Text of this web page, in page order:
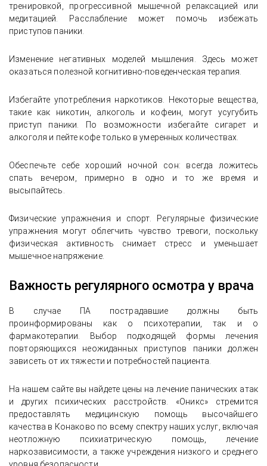
тренировкой, прогрессивной мышечной релаксацией или
медитацией. Расслабление может помочь избежать
приступов паники.
Изменение негативных моделей мышления. Здесь может
оказаться полезной когнитивно-поведенческая терапия.
Избегайте употребления наркотиков. Некоторые вещества,
такие как никотин, алкоголь и кофеин, могут усугубить
приступ паники. По возможности избегайте сигарет и
алкоголя и пейте кофе только в умеренных количествах.
Обеспечьте себе хороший ночной сон: всегда ложитесь
спать вечером, примерно в одно и то же время и
высыпайтесь.
Физические упражнения и спорт. Регулярные физические
упражнения могут облегчить чувство тревоги, поскольку
физическая активность снимает стресс и уменьшает
мышечное напряжение.
Важность регулярного осмотра у врача
В случае ПА пострадавшие должны быть
проинформированы как о психотерапии, так и о
фармакотерапии. Выбор подходящей формы лечения
повторяющихся неожиданных приступов паники должен
зависеть от их тяжести и потребностей пациента.
На нашем сайте вы найдете цены на лечение панических атак
и других психических расстройств. «Оникс» стремится
предоставлять медицинскую помощь высочайшего
качества в Конаково по всему спектру наших услуг, включая
неотложную психиатрическую помощь, лечение
наркозависимости, а также учреждения низкого и среднего